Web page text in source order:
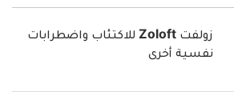
زولفت Zoloft للاكتئاب واضطرابات
نفسية أخرى